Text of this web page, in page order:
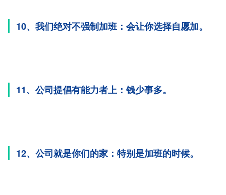
10、我们绝对不强制加班：会让你选择自愿加。
11、公司提倡有能力者上：钱少事多。
12、公司就是你们的家：特别是加班的时候。